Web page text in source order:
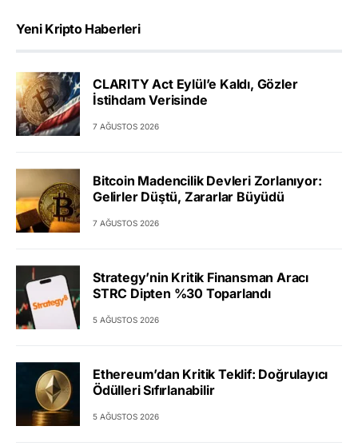
Yeni Kripto Haberleri
CLARITY Act Eylül’e Kaldı, Gözler
İstihdam Verisinde
7 AĞUSTOS 2026
Bitcoin Madencilik Devleri Zorlanıyor:
Gelirler Düştü, Zararlar Büyüdü
7 AĞUSTOS 2026
Strategy’nin Kritik Finansman Aracı
STRC Dipten %30 Toparlandı
5 AĞUSTOS 2026
Ethereum’dan Kritik Teklif: Doğrulayıcı
Ödülleri Sıfırlanabilir
5 AĞUSTOS 2026